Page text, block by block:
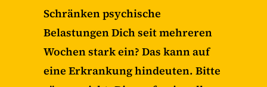
Schränken psychische
Belastungen Dich seit mehreren
Wochen stark ein? Das kann auf
eine Erkrankung hindeuten. Bitte